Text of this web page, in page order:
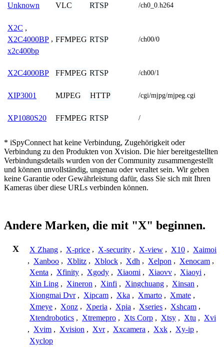
Unknown VLC RTSP /ch0_0.h264
X2C ,
X2C4000BP ,
x2c400bp
FFMPEG RTSP /ch00/0
X2C4000BP FFMPEG RTSP /ch00/1
XIP3001 MJPEG HTTP /cgi/mjpg/mjpeg.cgi
XP1080S20 FFMPEG RTSP /
* iSpyConnect hat keine Verbindung, Zugehörigkeit oder
Verbindung zu den Produkten von Xvision. Die hier bereitgestellten
Verbindungsdetails wurden von der Community zusammengestellt
und können unvollständig, ungenau oder veraltet sein. Wir geben
keine Garantie oder Gewährleistung dafür, dass Sie sich mit Ihren
Kameras über diese URLs verbinden können.
Andere Marken, die mit "X" beginnen.
X X Zhang , X-price , X-security , X-view , X10 , Xaimoi
, Xanboo , Xblitz , Xblock , Xdh , Xelpon , Xenocam ,
Xenta , Xfinity , Xgody , Xiaomi , Xiaovv , Xiaoyi ,
Xin Ling , Xineron , Xinfi , Xingchuang , Xinsan ,
Xiongmai Dvr , Xipcam , Xka , Xmarto , Xmate ,
Xmeye , Xonz , Xperia , Xpia , Xseries , Xshcam ,
Xtendrobotics , Xtremepro , Xts Corp , Xtsy , Xtu , Xvi
, Xvim , Xvision , Xvr , Xxcamera , Xxk , Xy-ip ,
Xyclop